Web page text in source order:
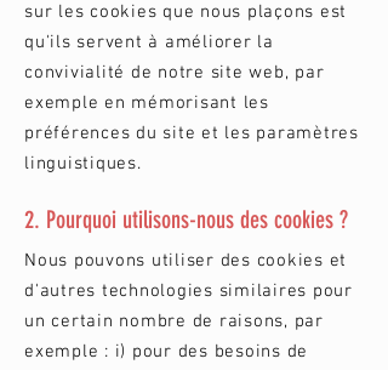
sur les cookies que nous plaçons est
qu'ils servent à améliorer la
convivialité de notre site web, par
exemple en mémorisant les
préférences du site et les paramètres
linguistiques.
2. Pourquoi utilisons-nous des cookies ?
Nous pouvons utiliser des cookies et
d'autres technologies similaires pour
un certain nombre de raisons, par
exemple : i) pour des besoins de